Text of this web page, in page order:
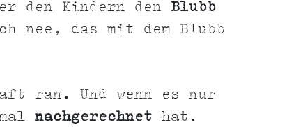
den Kindern den Blubb
nee, das mit dem Blubb
ran. Und wenn es nur
nachgerechnet hat.